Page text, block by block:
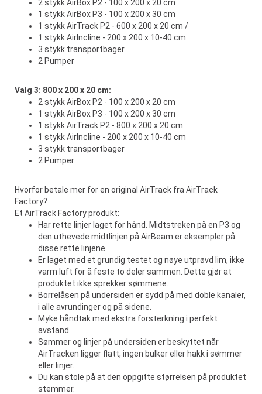
2 stykk AirBox P2 - 100 x 200 x 20 cm
1 stykk AirBox P3 - 100 x 200 x 30 cm
1 stykk AirTrack P2 - 600 x 200 x 20 cm /
1 stykk AirIncline - 200 x 200 x 10-40 cm
3 stykk transportbager
2 Pumper
Valg 3: 800 x 200 x 20 cm:
2 stykk AirBox P2 - 100 x 200 x 20 cm
1 stykk AirBox P3 - 100 x 200 x 30 cm
1 stykk AirTrack P2 - 800 x 200 x 20 cm
1 stykk AirIncline - 200 x 200 x 10-40 cm
3 stykk transportbager
2 Pumper
Hvorfor betale mer for en original AirTrack fra AirTrack
Factory?
Et AirTrack Factory produkt:
Har rette linjer laget for hånd. Midtstreken på en P3 og
den uthevede midtlinjen på AirBeam er eksempler på
disse rette linjene.
Er laget med et grundig testet og nøye utprøvd lim, ikke
varm luft for å feste to deler sammen. Dette gjør at
produktet ikke sprekker sømmene.
Borrelåsen på undersiden er sydd på med doble kanaler,
i alle avrundinger og på sidene.
Myke håndtak med ekstra forsterkning i perfekt
avstand.
Sømmer og linjer på undersiden er beskyttet når
AirTracken ligger flatt, ingen bulker eller hakk i sømmer
eller linjer.
Du kan stole på at den oppgitte størrelsen på produktet
stemmer.